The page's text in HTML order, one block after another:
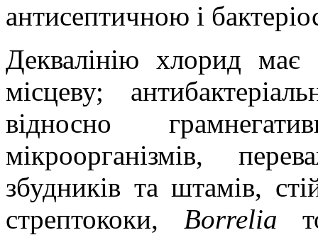
антисептичною і
Деквалінію хлорид має
місцеву;
відносно
мікроорганізмів,
збудників та штамів,
стрептококи, Borrelia